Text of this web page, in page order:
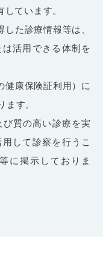
ています。
た診療情報等は、
活用できる体制を
健康保険証利用）に
す。
質の高い診療を実
して診察を行うこ
に掲示しておりま